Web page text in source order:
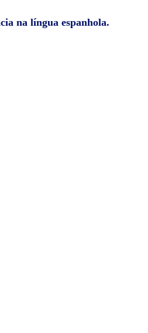
na língua espanhola.